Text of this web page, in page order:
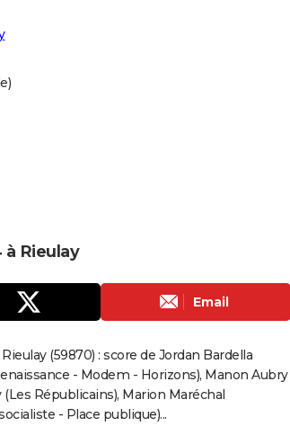
Rieulay
Email
(59870) : score de Jordan Bardella
- Modem - Horizons), Manon Aubry
Républicains), Marion Maréchal
- Place publique)...